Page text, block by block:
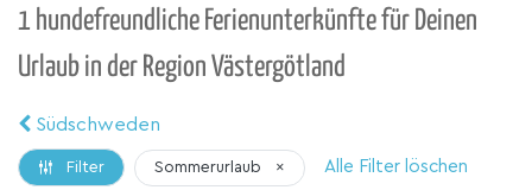
1 hundefreundliche Ferienunterkünfte für Deinen
Urlaub in der Region Västergötland
Südschweden
Filter Sommerurlaub × Alle Filter löschen